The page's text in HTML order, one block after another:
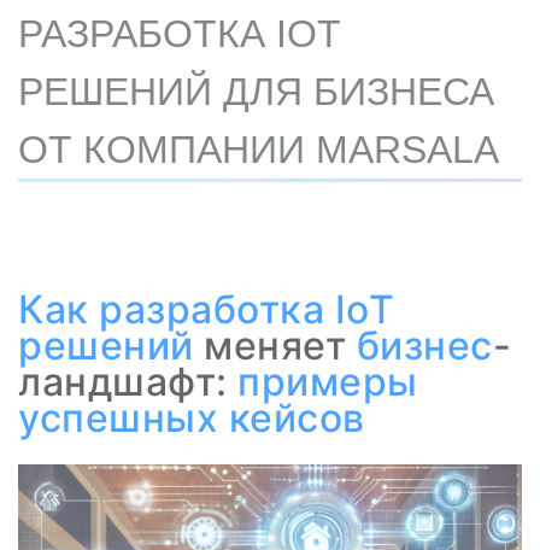
РАЗРАБОТКА IOT
РЕШЕНИЙ ДЛЯ БИЗНЕСА
ОТ КОМПАНИИ MARSALA
Как разработка IoT
решений меняет бизнес-
ландшафт: примеры
успешных кейсов